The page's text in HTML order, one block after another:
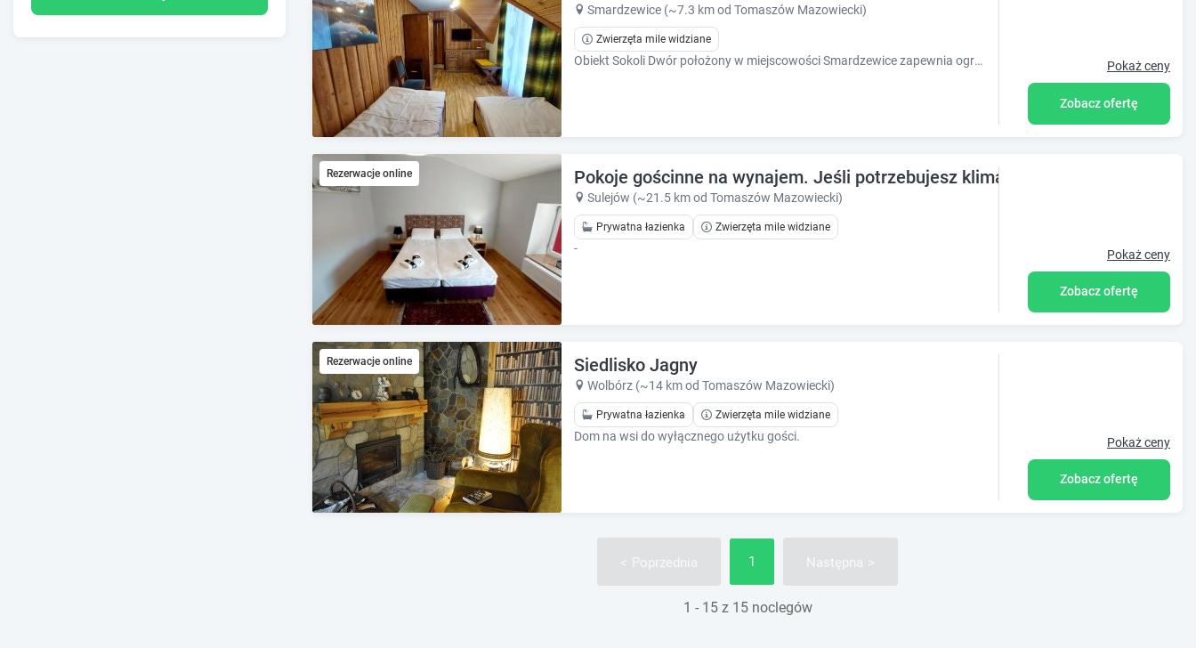
Smardzewice (~7.3 km od Tomaszów Mazowiecki)
Zwierzęta mile widziane
Obiekt Sokoli Dwór położony w miejscowości Smardzewice zapewnia ogród. Do dyspozycji Gości przygotowano takie udogodnienia, jak wspólna kuchnia Pokaż ceny
Zobacz ofertę
Rezerwacje online Pokoje gościnne na wynajem. Jeśli potrzebujesz klimatycznego, a zarazem
Sulejów (~21.5 km od Tomaszów Mazowiecki)
Prywatna łazienka Zwierzęta mile widziane
- Pokaż ceny
Zobacz ofertę
Rezerwacje online Siedlisko Jagny
Wolbórz (~14 km od Tomaszów Mazowiecki)
Prywatna łazienka Zwierzęta mile widziane
Dom na wsi do wyłącznego użytku gości. Pokaż ceny
Zobacz ofertę
Poprzednia 1 Następna
1 - 15 z 15 noclegów